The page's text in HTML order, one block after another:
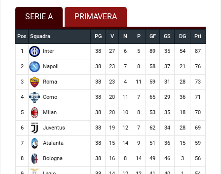
SERIE A PRIMAVERA
Pos Squadra PG V N P GF GS DG Pti
1 Inter 38 27 6 5 89 35 54 87
2 Napoli 38 23 7 8 58 37 21 76
3 Roma 38 23 4 11 59 31 28 73
4 Como 38 20 11 7 65 29 36 71
5 Milan 38 20 10 8 53 35 18 70
6 Juventus 38 19 12 7 62 34 28 69
7 Atalanta 38 15 14 9 51 36 15 59
8 Bologna 38 16 8 14 49 46 3 56